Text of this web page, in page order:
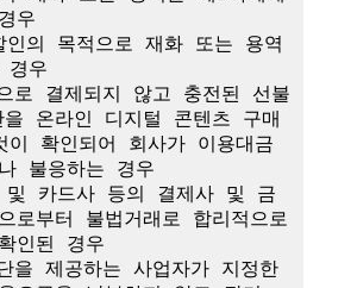
우
의 목적으로 재화 또는 용역
경우
로 결제되지 않고 충전된 선불
을 온라인 디지털 콘텐츠 구매
이 확인되어 회사가 이용대금
불응하는 경우
카드사 등의 결제사 및 금
로부터 불법거래로 합리적으로
인된 경우
을 제공하는 사업자가 지정한